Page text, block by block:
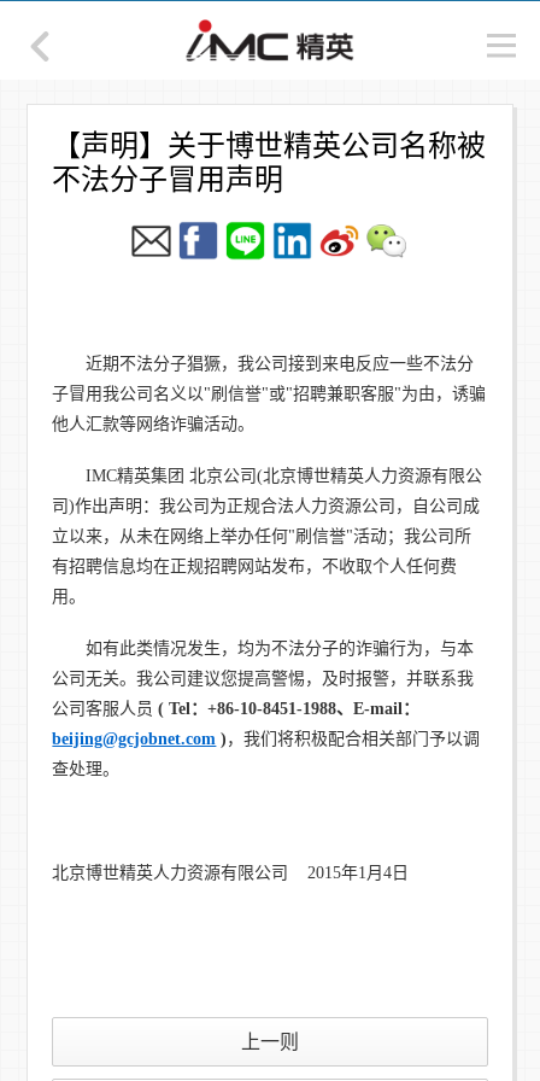
【声明】关于博世精英公司名称被
不法分子冒用声明
近期不法分子猖獗，我公司接到来电反应一些不法分
子冒用我公司名义以"刷信誉"或"招聘兼职客服"为由，诱骗
他人汇款等网络诈骗活动。
IMC精英集团 北京公司(北京博世精英人力资源有限公
司)作出声明：我公司为正规合法人力资源公司，自公司成
立以来，从未在网络上举办任何"刷信誉"活动；我公司所
有招聘信息均在正规招聘网站发布，不收取个人任何费
用。
如有此类情况发生，均为不法分子的诈骗行为，与本
公司无关。我公司建议您提高警惕，及时报警，并联系我
公司客服人员 ( Tel：+86-10-8451-1988、E-mail：
beijing@gcjobnet.com ) ，我们将积极配合相关部门予以调
查处理。
北京博世精英人力资源有限公司 2015年1月4日
上一则